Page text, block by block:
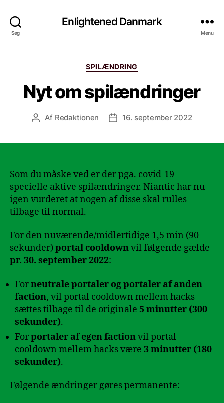
Søg
Enlightened Danmark
Menu
Kategorier
SPILÆNDRING
Nyt om spilændringer
Indlægsforfatter
Af Redaktionen Indlægsdato
16. september 2022
Som du måske ved er der pga. covid-19
specielle aktive spilændringer. Niantic har nu
igen vurderet at nogen af disse skal rulles
tilbage til normal.
For den nuværende/midlertidige 1,5 min (90
sekunder)portal cooldownvil følgende gælde
pr. 30. september 2022:
Forneutrale portaler og portaler af anden
faction, vil portal cooldown mellem hacks
sættes tilbage til de originale 5 minutter (300
sekunder).
Forportaler af egen factionvil portal
cooldown mellem hacks være 3 minutter (180
sekunder).
Følgende ændringer gøres permanente: